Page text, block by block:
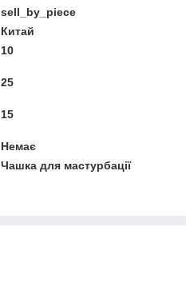
sell_by_piece
Китай
10
25
15
Немає
Чашка для мастурбації